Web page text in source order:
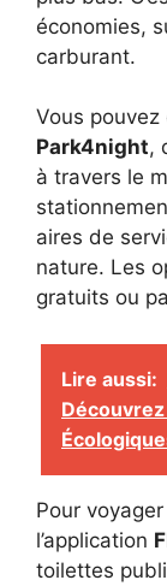
économies,
carburant.
Vous
Park4night,
à travers le
aires de
nature. Les
gratuits ou
Lire aussi:
Pour
l’application
toilettes